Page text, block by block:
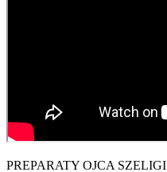
PREPARATY OJCA SZELIGI